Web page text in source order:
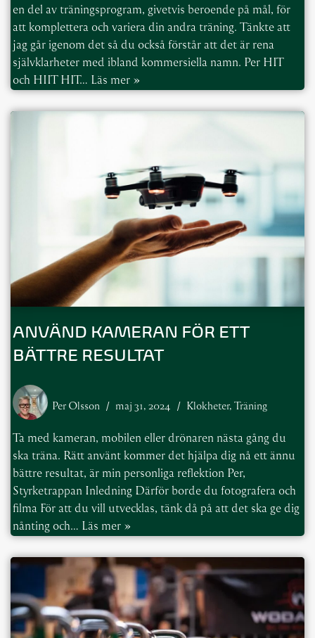
en del av träningsprogram, givetvis beroende på mål, för
att komplettera och variera din andra träning. Tänkte att
jag går igenom det så du också förstår att det är rena
självklarheter med ibland kommersiella namn. Per HIT
och HIIT HIT… Läs mer »
ANVÄND KAMERAN FÖR ETT
BÄTTRE RESULTAT
Per Olsson maj 31, 2024 Klokheter, Träning
Ta med kameran, mobilen eller drönaren nästa gång du
ska träna. Rätt använt kommer det hjälpa dig nå ett ännu
bättre resultat, är min personliga reflektion Per,
Styrketrappan Inledning Därför borde du fotografera och
filma För att du vill utvecklas, tänk då på att det ska ge dig
nånting och… Läs mer »